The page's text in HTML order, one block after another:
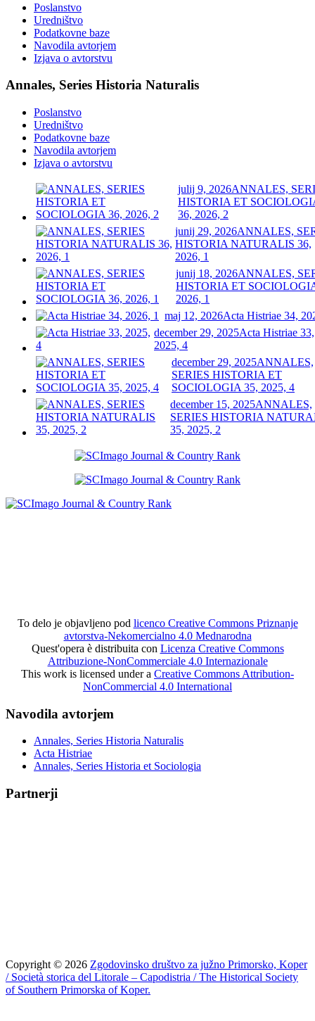
Poslanstvo
Uredništvo
Podatkovne baze
Navodila avtorjem
Izjava o avtorstvu
Annales, Series Historia Naturalis
Poslanstvo
Uredništvo
Podatkovne baze
Navodila avtorjem
Izjava o avtorstvu
julij 9, 2026ANNALES,
HISTORIA ET
36, 2026, 2
junij 29, 2026ANNALES,
HISTORIA NATURALIS 36,
2026, 1
junij 18, 2026ANNALES,
HISTORIA ET
2026, 1
maj 12, 2026Acta Histriae 34,
december 29, 2025Acta Histriae 33,
2025, 4
december 29, 2025ANNALES,
SERIES HISTORIA ET
SOCIOLOGIA 35, 2025, 4
december 15, 2025ANNALES,
SERIES HISTORIA
35, 2025, 2
To delo je objavljeno pod licenco Creative Commons Priznanje
avtorstva-Nekomercialno 4.0 Mednarodna
Quest'opera è distribuita con Licenza Creative Commons
Attribuzione-NonCommerciale 4.0 Internazionale
This work is licensed under a Creative Commons Attribution-
NonCommercial 4.0 International
Navodila avtorjem
Annales, Series Historia Naturalis
Acta Histriae
Annales, Series Historia et Sociologia
Partnerji
Copyright © 2026 Zgodovinsko društvo za južno Primorsko, Koper
/ Società storica del Litorale – Capodistria / The Historical Society
of Southern Primorska of Koper.